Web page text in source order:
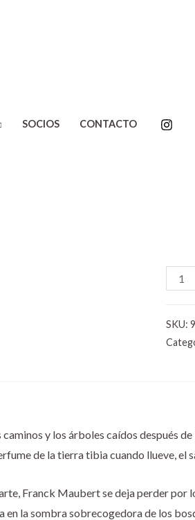
SOCIOS CONTACTO
SKU:
y los árboles caídos después
de la tierra tibia cuando llueve,
Franck Maubert se deja perder por
en la sombra sobrecogedora de los